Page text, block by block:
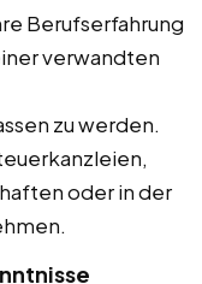
Berufserfahrung
verwandten
zu werden.
oder in der